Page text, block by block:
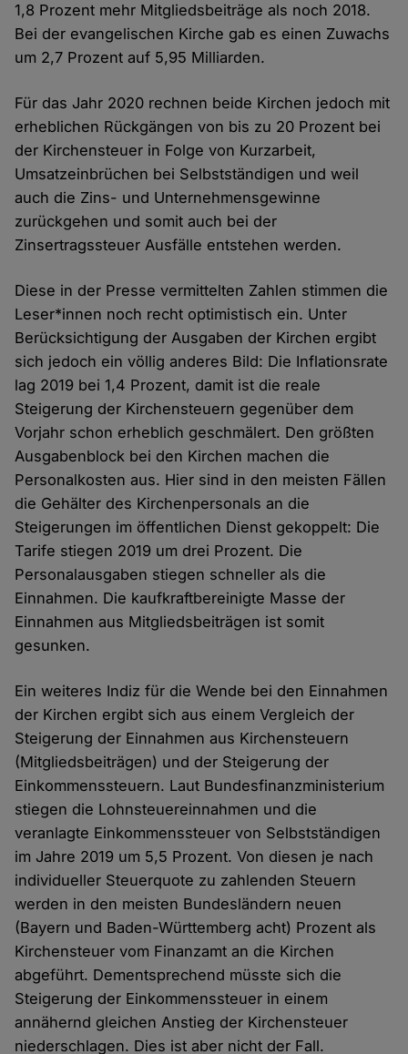
1,8 Prozent mehr Mitgliedsbeiträge als noch 2018.
Bei der evangelischen Kirche gab es einen Zuwachs
um 2,7 Prozent auf 5,95 Milliarden.
Für das Jahr 2020 rechnen beide Kirchen jedoch mit
erheblichen Rückgängen von bis zu 20 Prozent bei
der Kirchensteuer in Folge von Kurzarbeit,
Umsatzeinbrüchen bei Selbstständigen und weil
auch die Zins- und Unternehmensgewinne
zurückgehen und somit auch bei der
Zinsertragssteuer Ausfälle entstehen werden.
Diese in der Presse vermittelten Zahlen stimmen die
Leser*innen noch recht optimistisch ein. Unter
Berücksichtigung der Ausgaben der Kirchen ergibt
sich jedoch ein völlig anderes Bild: Die Inflationsrate
lag 2019 bei 1,4 Prozent, damit ist die reale
Steigerung der Kirchensteuern gegenüber dem
Vorjahr schon erheblich geschmälert. Den größten
Ausgabenblock bei den Kirchen machen die
Personalkosten aus. Hier sind in den meisten Fällen
die Gehälter des Kirchenpersonals an die
Steigerungen im öffentlichen Dienst gekoppelt: Die
Tarife stiegen 2019 um drei Prozent. Die
Personalausgaben stiegen schneller als die
Einnahmen. Die kaufkraftbereinigte Masse der
Einnahmen aus Mitgliedsbeiträgen ist somit
gesunken.
Ein weiteres Indiz für die Wende bei den Einnahmen
der Kirchen ergibt sich aus einem Vergleich der
Steigerung der Einnahmen aus Kirchensteuern
(Mitgliedsbeiträgen) und der Steigerung der
Einkommenssteuern. Laut Bundesfinanzministerium
stiegen die Lohnsteuereinnahmen und die
veranlagte Einkommenssteuer von Selbstständigen
im Jahre 2019 um 5,5 Prozent. Von diesen je nach
individueller Steuerquote zu zahlenden Steuern
werden in den meisten Bundesländern neuen
(Bayern und Baden-Württemberg acht) Prozent als
Kirchensteuer vom Finanzamt an die Kirchen
abgeführt. Dementsprechend müsste sich die
Steigerung der Einkommenssteuer in einem
annähernd gleichen Anstieg der Kirchensteuer
niederschlagen. Dies ist aber nicht der Fall.